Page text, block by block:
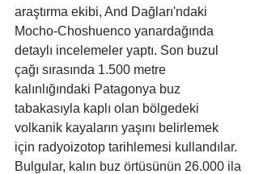
araştırma ekibi, And Dağları'ndaki
Mocho-Choshuenco yanardağında
detaylı incelemeler yaptı. Son buzul
çağı sırasında 1.500 metre
kalınlığındaki Patagonya buz
tabakasıyla kaplı olan bölgedeki
volkanik kayaların yaşını belirlemek
için radyoizotop tarihlemesi kullandılar.
Bulgular, kalın buz örtüsünün 26.000 ila